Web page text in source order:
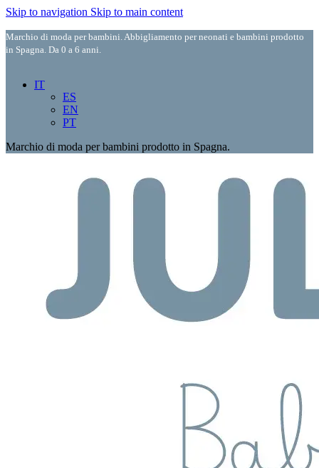
Skip to navigation Skip to main content
Marchio di moda per bambini. Abbigliamento per neonati e bambini prodotto
in Spagna. Da 0 a 6 anni.
IT
ES
EN
PT
Marchio di moda per bambini prodotto in Spagna.